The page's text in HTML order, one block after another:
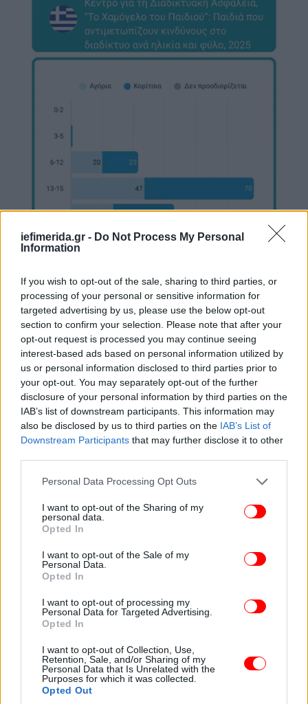
iefimerida.gr - Do Not Process My Personal
Information
If you wish to opt-out of the sale, sharing to third parties, or
processing of your personal or sensitive information for
targeted advertising by us, please use the below opt-out
section to confirm your selection. Please note that after your
opt-out request is processed you may continue seeing
interest-based ads based on personal information utilized by
us or personal information disclosed to third parties prior to
your opt-out. You may separately opt-out of the further
disclosure of your personal information by third parties on the
IAB’s list of downstream participants. This information may
also be disclosed by us to third parties on the IAB’s List of
Downstream Participants that may further disclose it to other
Please note that this website/app uses one or more Google
not limited to your visit or usage behaviour. You may click to
grant or deny consent to Google and its third-party tags to
use your data for below specified purposes in below Google
consent section.
Personal Data Processing Opt Outs
I want to opt-out of the Sharing of my
personal data.
Opted In
I want to opt-out of the Sale of my
Personal Data.
Opted In
I want to opt-out of processing my
Personal Data for Targeted Advertising.
Opted In
I want to opt-out of Collection, Use,
Retention, Sale, and/or Sharing of my
Personal Data that Is Unrelated with the
Purposes for which it was collected.
Opted Out
Ένα από τα πιο ανησυχητικά συμπεράσματα που
προκύπτουν από την ανάλυση των υποθέσεων είναι
ότι το προφίλ του παιδιού που κινδυνεύει
περισσότερο στο διαδίκτυο συμπίπτει σε μεγάλο
βαθμό με το προφίλ του παιδιού που εγκαταλείπει
το σπίτι του. Πρόκειται κυρίως για κορίτσι
ελληνικής καταγωγής, ηλικίας 13 έως 15 ετών.
«Όσο σοκαριστικά και να μας φαίνονται τα
συνολική εικόνα του προβλήματος, καθώς δεν
υπάρχει ενιαία καταγραφή των περιστατικών,
σαφές πρωτόκολλο διαχείρισής τους από θεσμούς,
πλατφόρμες και φορείς», τονίζει στο
iefimerida
ψυχολόγος και συντονίστρια του Κέντρου για τη
Διαδικτυακή Ασφάλεια του «Χαμόγελου του
Παιδιού», Ιωάννα Γκίκα.
Η ίδια επισημαίνει ότι η συζήτηση συχνά
επικεντρώνεται στα λάθος ζητήματα. «Η πρόληψη
δεν προτεραιοποιείται ως βάση για την αποφυγή
των κινδύνων και η έμφαση στην τιμωρία, την